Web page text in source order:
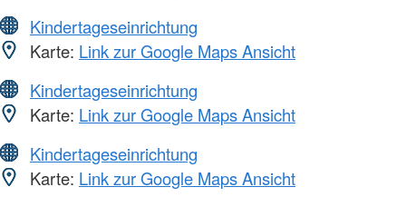
Kindertageseinrichtung
Karte: Link zur Google Maps Ansicht
Kindertageseinrichtung
Karte: Link zur Google Maps Ansicht
Kindertageseinrichtung
Karte: Link zur Google Maps Ansicht